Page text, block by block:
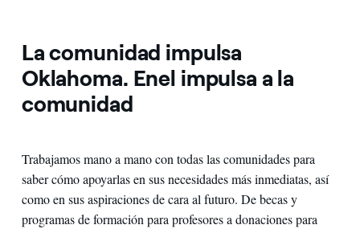
La comunidad impulsa
Oklahoma. Enel impulsa a la
comunidad
Trabajamos mano a mano con todas las comunidades para
saber cómo apoyarlas en sus necesidades más inmediatas, así
como en sus aspiraciones de cara al futuro. De becas y
programas de formación para profesores a donaciones para